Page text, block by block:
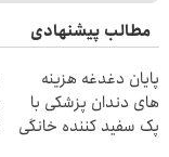
مطالب پیشنهادی
پایان دغدغه هزینه
های دندان پزشکی با
پک سفید کننده خانگی